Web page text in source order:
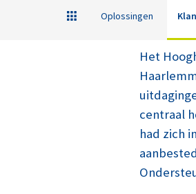
Oplossingen
Het
centraal
had zich